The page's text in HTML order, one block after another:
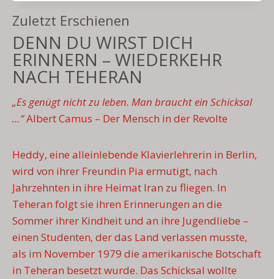
Zuletzt Erschienen
DENN DU WIRST DICH
ERINNERN – WIEDERKEHR
NACH TEHERAN
„Es genügt nicht zu leben. Man braucht ein Schicksal
…“Albert Camus – Der Mensch in der Revolte
Heddy, eine alleinlebende Klavierlehrerin in Berlin,
wird von ihrer Freundin Pia ermutigt, nach
Jahrzehnten in ihre Heimat Iran zu fliegen. In
Teheran folgt sie ihren Erinnerungen an die
Sommer ihrer Kindheit und an ihre Jugendliebe –
einen Studenten, der das Land verlassen musste,
als im November 1979 die amerikanische Botschaft
in Teheran besetzt wurde. Das Schicksal wollte